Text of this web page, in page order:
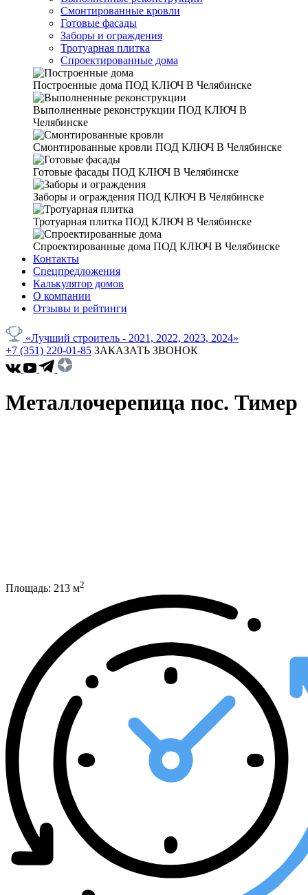
Смонтированные кровли
Готовые фасады
Заборы и ограждения
Тротуарная плитка
Спроектированные дома
Построенные дома ПОД КЛЮЧ В Челябинске
Выполненные реконструкции ПОД КЛЮЧ В
Челябинске
Смонтированные кровли ПОД КЛЮЧ В Челябинске
Готовые фасады ПОД КЛЮЧ В Челябинске
Заборы и ограждения ПОД КЛЮЧ В Челябинске
Тротуарная плитка ПОД КЛЮЧ В Челябинске
Спроектированные дома ПОД КЛЮЧ В Челябинске
Контакты
Спецпредложения
Калькулятор домов
О компании
Отзывы и рейтинги
«Лучший строитель - 2021, 2022, 2023, 2024»
+7 (351) 220-01-85 ЗАКАЗАТЬ ЗВОНОК
Металлочерепица пос. Тимер
Площадь: 213 м2